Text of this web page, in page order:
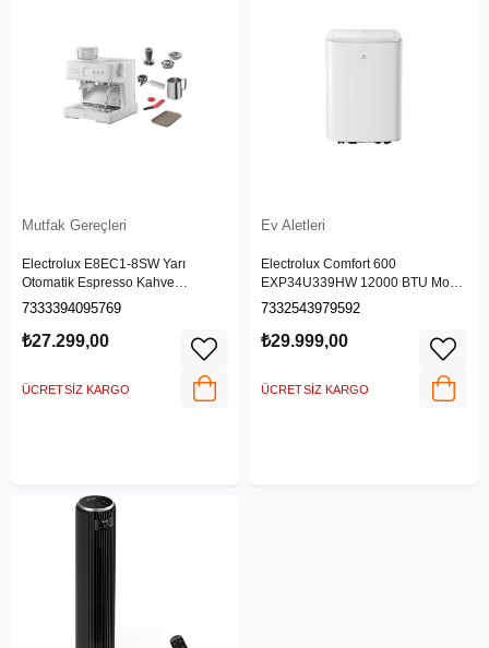
Mutfak Gereçleri
Electrolux E8EC1-8SW Yarı
Otomatik Espresso Kahve
Makinesi
7333394095769
₺27.299,00
ÜCRETSIZ KARGO
Ev Aletleri
Electrolux Comfort 600
EXP34U339HW 12000 BTU Mobil
Klima
7332543979592
₺29.999,00
ÜCRETSIZ KARGO